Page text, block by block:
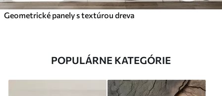
Geometrické panely s textúrou dreva
POPULÁRNE KATEGÓRIE